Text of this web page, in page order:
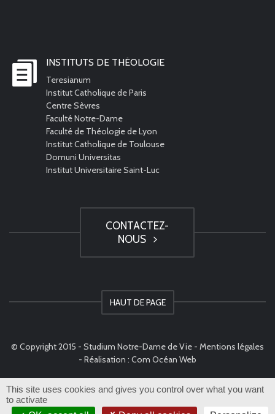
INSTITUTS DE THÉOLOGIE
Teresianum
Institut Catholique de Paris
Centre Sèvres
Faculté Notre-Dame
Faculté de Théologie de Lyon
Institut Catholique de Toulouse
Domuni Universitas
Institut Universitaire Saint-Luc
CONTACTEZ-
NOUS
HAUT DE PAGE
© Copyright 2015 - Studium Notre-Dame de Vie - Mentions légales
- Réalisation : Com Océan Web
This site uses cookies and gives you control over what you want
to activate